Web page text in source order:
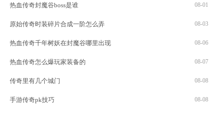
热血传奇封魔谷boss是谁 08-01
原始传奇时装碎片合成一阶怎么弄 08-03
热血传奇千年树妖在封魔谷哪里出现 08-06
热血传奇怎么爆玩家装备的 08-07
传奇里有几个城门 08-08
手游传奇pk技巧 08-08